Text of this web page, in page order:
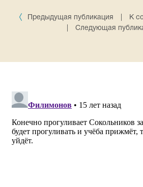
Предыдущая публикация
К
Следующая